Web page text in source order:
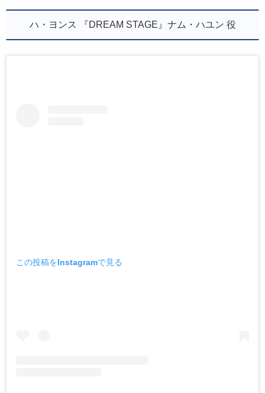
ハ・ヨンス 『DREAM STAGE』ナム・ハユン 役
この投稿をInstagramで見る